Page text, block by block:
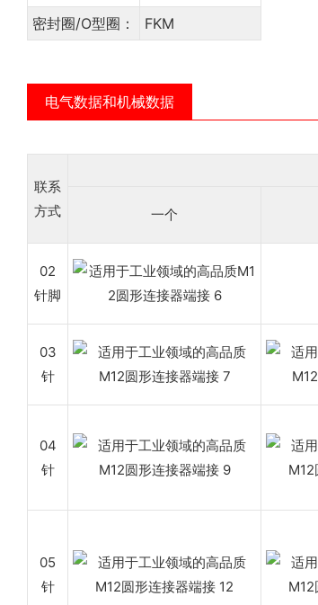
密封圈/O型圈：
FKM
电气数据和机械数据
联系
方式
一个
02
针脚
03
针
04
针
05
针